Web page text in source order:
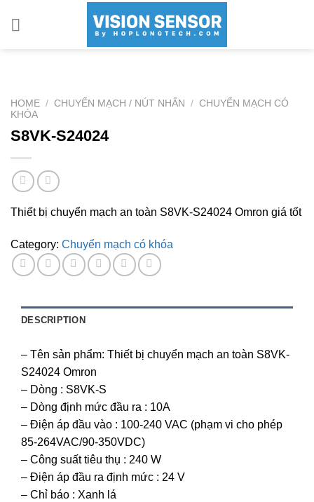
HOME / CHUYỂN MẠCH / NÚT NHẤN / CHUYỂN MẠCH CÓ
KHÓA
S8VK-S24024
Thiết bị chuyển mạch an toàn S8VK-S24024 Omron giá tốt
Category: Chuyển mạch có khóa
DESCRIPTION
– Tên sản phẩm: Thiết bị chuyển mạch an toàn S8VK-
S24024 Omron
– Dòng : S8VK-S
– Dòng định mức đầu ra : 10A
– Điện áp đầu vào : 100-240 VAC (phạm vi cho phép
85-264VAC/90-350VDC)
– Công suất tiêu thụ : 240 W
– Điện áp đầu ra định mức : 24 V
– Chỉ báo : Xanh lá